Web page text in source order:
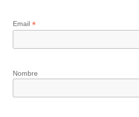
Email*
Nombre